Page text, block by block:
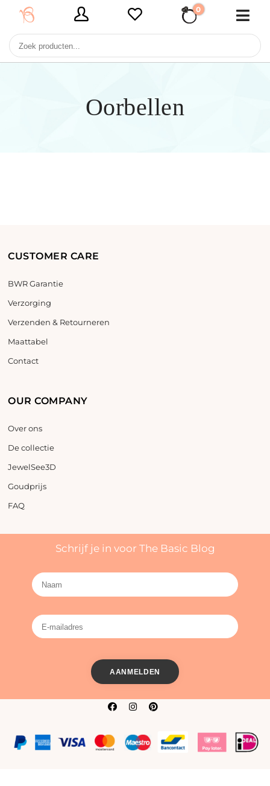
€ 0,00
0
Oorbellen
CUSTOMER CARE
BWR Garantie
Verzorging
Verzenden & Retourneren
Maattabel
Contact
OUR COMPANY
Over ons
De collectie
JewelSee3D
Goudprijs
FAQ
Schrijf je in voor The Basic Blog